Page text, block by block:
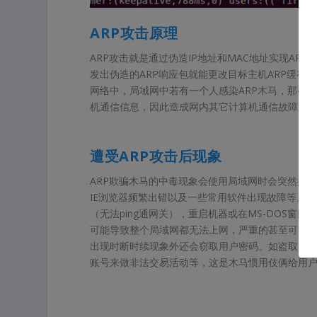
ARP攻击原理
ARP攻击就是通过伪造IP地址和MAC地址实现ARP
发出伪造的ARP响应包就能更改目标主机ARP缓存
网络中，局域网中若有一个人感染ARP木马，那么
机通信信息，因此造成网内其它计算机通信故障。
遭受ARP攻击后现象
ARP欺骗木马的中毒现象会使用局域网时会突然掉
IE浏览器频繁出错以及一些常用软件出现故障等。
（无法ping通网关），重启机器或在MS-DOS窗口
可能导致整个局域网都无法上网，严重的甚至可能
出现时断时续现象外还会窃取用户密码。如盗取
账号来做非法交易活动等，这是木马惯用伎俩给用